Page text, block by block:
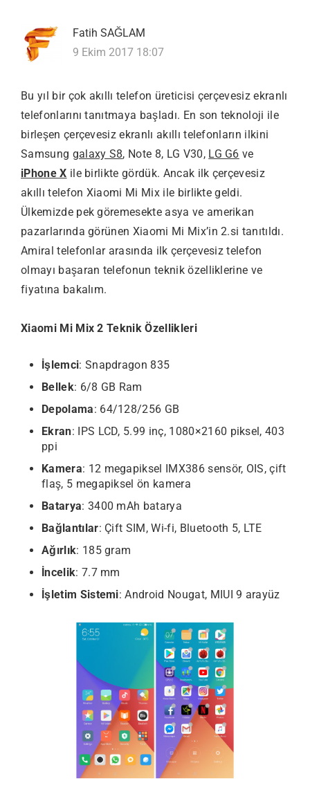
Fatih SAĞLAM
9 Ekim 2017 18:07
Bu yıl bir çok akıllı telefon üreticisi çerçevesiz ekranlı
telefonlarını tanıtmaya başladı. En son teknoloji ile
birleşen çerçevesiz ekranlı akıllı telefonların ilkini
Samsung galaxy S8, Note 8, LG V30, LG G6 ve
iPhone X ile birlikte gördük. Ancak ilk çerçevesiz
akıllı telefon Xiaomi Mi Mix ile birlikte geldi.
Ülkemizde pek göremesekte asya ve amerikan
pazarlarında görünen Xiaomi Mi Mix’in 2.si tanıtıldı.
Amiral telefonlar arasında ilk çerçevesiz telefon
olmayı başaran telefonun teknik özelliklerine ve
fiyatına bakalım.
Xiaomi Mi Mix 2 Teknik Özellikleri
İşlemci: Snapdragon 835
Bellek: 6/8 GB Ram
Depolama: 64/128/256 GB
Ekran: IPS LCD, 5.99 inç, 1080×2160 piksel, 403
ppi
Kamera: 12 megapiksel IMX386 sensör, OIS, çift
flaş, 5 megapiksel ön kamera
Batarya: 3400 mAh batarya
Bağlantılar: Çift SIM, Wi-fi, Bluetooth 5, LTE
Ağırlık: 185 gram
İncelik: 7.7 mm
İşletim Sistemi: Android Nougat, MIUI 9 arayüz